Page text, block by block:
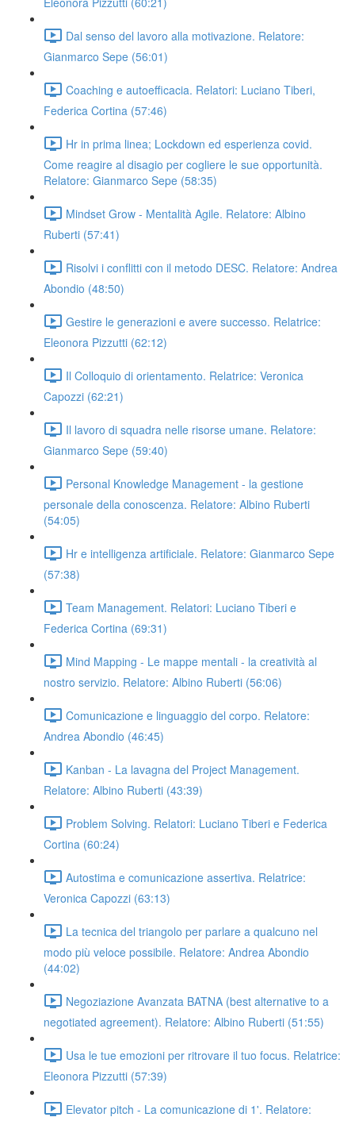
Dal senso del lavoro alla motivazione. Relatore:
Gianmarco Sepe (56:01)
Coaching e autoefficacia. Relatori: Luciano Tiberi,
Federica Cortina (57:46)
Hr in prima linea; Lockdown ed esperienza covid.
Come reagire al disagio per cogliere le sue opportunità.
Relatore: Gianmarco Sepe (58:35)
Mindset Grow - Mentalità Agile. Relatore: Albino
Ruberti (57:41)
Risolvi i conflitti con il metodo DESC. Relatore: Andrea
Abondio (48:50)
Gestire le generazioni e avere successo. Relatrice:
Eleonora Pizzutti (62:12)
Il Colloquio di orientamento. Relatrice: Veronica
Capozzi (62:21)
Il lavoro di squadra nelle risorse umane. Relatore:
Gianmarco Sepe (59:40)
Personal Knowledge Management - la gestione
personale della conoscenza. Relatore: Albino Ruberti
(54:05)
Hr e intelligenza artificiale. Relatore: Gianmarco Sepe
(57:38)
Team Management. Relatori: Luciano Tiberi e
Federica Cortina (69:31)
Mind Mapping - Le mappe mentali - la creatività al
nostro servizio. Relatore: Albino Ruberti (56:06)
Comunicazione e linguaggio del corpo. Relatore:
Andrea Abondio (46:45)
Kanban - La lavagna del Project Management.
Relatore: Albino Ruberti (43:39)
Problem Solving. Relatori: Luciano Tiberi e Federica
Cortina (60:24)
Autostima e comunicazione assertiva. Relatrice:
Veronica Capozzi (63:13)
La tecnica del triangolo per parlare a qualcuno nel
modo più veloce possibile. Relatore: Andrea Abondio
(44:02)
Negoziazione Avanzata BATNA (best alternative to a
negotiated agreement). Relatore: Albino Ruberti (51:55)
Usa le tue emozioni per ritrovare il tuo focus. Relatrice:
Eleonora Pizzutti (57:39)
Elevator pitch - La comunicazione di 1'. Relatore: